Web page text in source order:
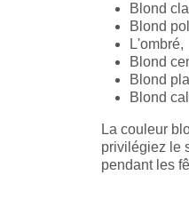
Blond
Blond
L'ombré,
Blond
Blond
Blond
La couleur
privilégiez le
pendant les